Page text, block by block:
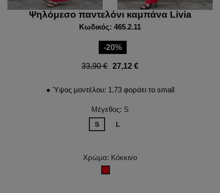
Ψηλόμεσο παντελόνι καμπάνα Livia
Κωδικός: 465.2.11
-20%
33,90 € 27,12 €
● Ύψος μοντέλου: 1,73 φοράει το small
Μέγεθος: S
S L
Χρώμα: Κόκκινο